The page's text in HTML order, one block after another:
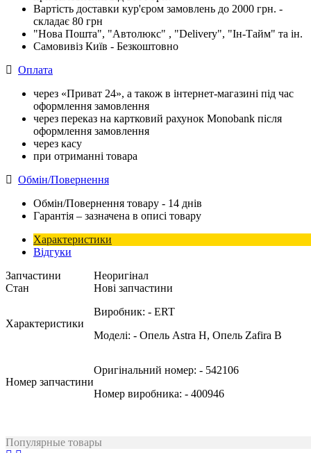
Вартість доставки кур'єром замовлень до 2000 грн. -
складає 80 грн
"Нова Пошта", "Автолюкс" , "Delivery", "Iн-Тайм" та ін.
Самовивіз Київ - Безкоштовно
Оплата
через «Приват 24», а також в інтернет-магазині під час
оформлення замовлення
через переказ на картковий рахунок Monobank після
оформлення замовлення
через касу
при отриманні товара
Обмін/Повернення
Обмін/Повернення товару - 14 днів
Гарантія – зазначена в описі товару
Характеристики
Відгуки
Запчастини
Неоригінал
Стан
Нові запчастини
Характеристики
Виробник: - ERT
Моделі: - Опель Astra H, Опель Zafira B
Номер запчастини
Оригінальний номер: - 542106
Номер виробника: - 400946
Популярные товары